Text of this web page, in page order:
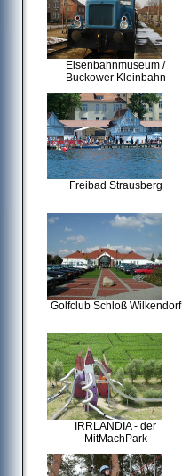
Eisenbahnmuseum /
Buckower Kleinbahn
Freibad Strausberg
Golfclub Schloß Wilkendorf
IRRLANDIA - der
MitMachPark